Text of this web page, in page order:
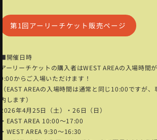
第1回アーリーチケット販売ページ
■開催日時
アーリーチケットの購入者はWEST AREAの入場時間
9:00からご入場いただけます！
（EAST AREAの入場時間は通常と同じ10:00ですが
内します）
2026年4月25日（土）・26日（日）
・EAST AREA 10:00〜17:00
・WEST AREA 9:30〜16:30